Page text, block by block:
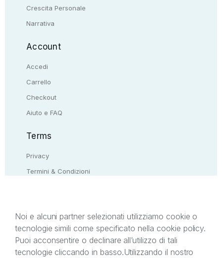
Crescita Personale
Narrativa
Account
Accedi
Carrello
Checkout
Aiuto e FAQ
Terms
Privacy
Termini & Condizioni
Il presente sito web è di proprietà di StreetLib S.r.l.
Noi e alcuni partner selezionati utilizziamo cookie o
tecnologie simili come specificato nella cookie policy.
Puoi acconsentire o declinare all’utilizzo di tali
tecnologie cliccando in basso.Utilizzando il nostro